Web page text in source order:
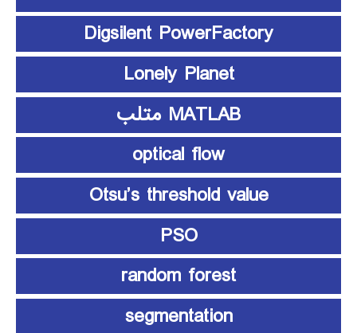
Digsilent PowerFactory
Lonely Planet
MATLAB متلب
optical flow
Otsu’s threshold value
PSO
random forest
segmentation